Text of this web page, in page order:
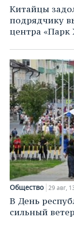
НЕФТЕХИМИЯ
НЕФТЬ
ОПК
ЭНЕРГЕТИКА
РОЗНИЧНАЯ
УСЛУГИ
НОВОСТИ
МЕДИА
МЕРОПРИЯТИЯ
ВЫЕЗДНАЯ
БИЗНЕС-
ONLINE-
ОТКРЫТАЯ
НОВОСТИ
ФУТБОЛ
ХОККЕЙ
БАСКЕТБОЛ
ВОЛЕЙБОЛ
КИБЕРСПОРТ
ФИГУРНОЕ
ВОДНЫЕ ВИДЫ
ОБЩЕСТВО
НОВОСТИ
ВЛАСТЬ
ИСТОРИЯ
КУЛЬТУРА
МЕДИЦИНА
ФОТОГАЛЕРЕЯ
СЮЖЕТЫ
СПРАВОЧНИК
СПИСОК ПЕРСОН
СПИСОК
ПОЛНАЯ ВЕРСИЯ
Китайцы
подрядчику
центра «Парк
Общество 29 авг,
В День
сильный